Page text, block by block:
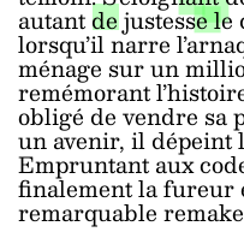
autant de justesse
lorsqu’il narre
ménage sur un
remémorant
obligé de vendre
un avenir, il dépeint
Empruntant aux
finalement la fureur
remarquable